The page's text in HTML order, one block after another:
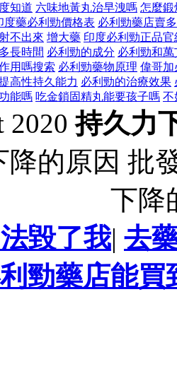
知道 六味地黃丸治早洩嗎 怎麼鍛
度藥必利勁價格表 必利勁藥店賣
不出來 增大藥 印度必利勁正品官
長時間 必利勁的成分 必利勁和
用嗎搜索 必利勁藥物原理 偉哥加
高性持久能力 必利勁的治療效果
能嗎 吃金鎖固精丸能要孩子嗎 不
2020持久力
降的原因 批
下降
毀了我| 去
勁藥店能買